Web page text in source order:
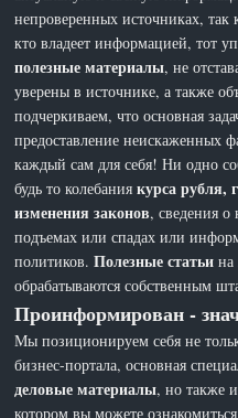
непроверенных источниках, так
кто владеет информацией, тот
полезные материалы, не
уверены в источнике, а также
подчеркиваем, что основная
предоставление неискаженных
каждый сам для себя! Ни одно
будь то колебаниякурса рубля,
изменения законов, сведения о
подъемах или спадах или
политиков.Полезные статьи на
обрабатываются собственным
Проинформирован -
Мы позиционируем себя не
бизнес-портала, основная
деловые материалы, но также
котором вы можете